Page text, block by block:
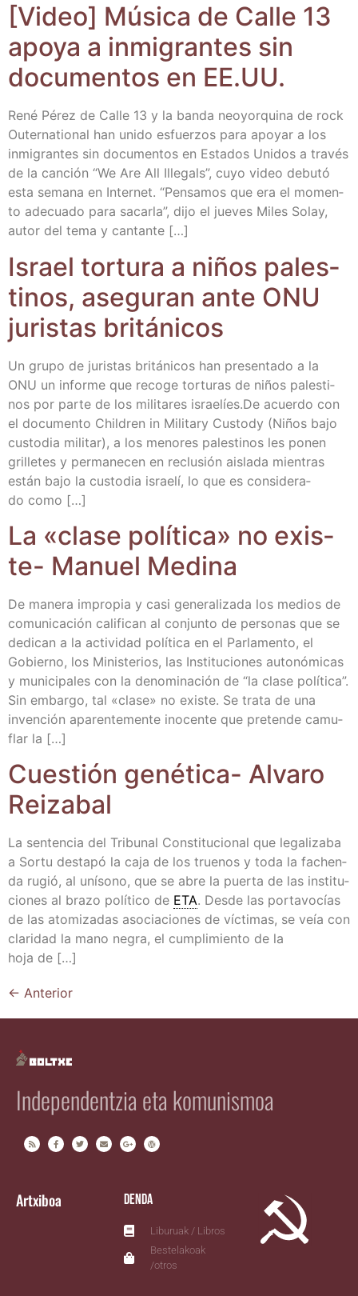
[Video] Músi­ca de Calle 13
apo­ya a inmi­gran­tes sin
docu­men­tos en EE.UU.
René Pérez de Calle 13 y la ban­da neo­yor­qui­na de rock
Outer­na­tio­nal han uni­do esfuer­zos para apo­yar a los
inmi­gran­tes sin docu­men­tos en Esta­dos Uni­dos a tra­vés
de la can­ción “We Are All Ille­gals”, cuyo video debu­tó
esta sema­na en Inter­net. “Pen­sa­mos que era el momen­
to ade­cua­do para sacar­la”, dijo el jue­ves Miles Solay,
autor del tema y cantante […]
Israel tor­tu­ra a niños pales­
ti­nos, ase­gu­ran ante ONU
juris­tas británicos
Un gru­po de juris­tas bri­tá­ni­cos han pre­sen­ta­do a la
ONU un infor­me que reco­ge tor­tu­ras de niños pales­ti­
nos por par­te de los mili­ta­res israe­líes.De acuer­do con
el docu­men­to Chil­dren in Mili­tary Cus­tody (Niños bajo
cus­to­dia mili­tar), a los meno­res pales­ti­nos les ponen
gri­lle­tes y per­ma­ne­cen en reclu­sión ais­la­da mien­tras
están bajo la cus­to­dia israe­lí, lo que es con­si­de­ra­
do como […]
La «cla­se polí­ti­ca» no exis­
te- Manuel Medina
De mane­ra impro­pia y casi gene­ra­li­za­da los medios de
comu­ni­ca­ción cali­fi­can al con­jun­to de per­so­nas que se
dedi­can a la acti­vi­dad polí­ti­ca en el Par­la­men­to, el
Gobierno, los Minis­te­rios, las Ins­ti­tu­cio­nes auto­nó­mi­cas
y muni­ci­pa­les con la deno­mi­na­ción de “la cla­se polí­ti­ca”.
Sin embar­go, tal «cla­se» no exis­te. Se tra­ta de una
inven­ción apa­ren­te­men­te ino­cen­te que pre­ten­de camu­
flar la […]
Cues­tión gené­ti­ca- Alva­ro
Reizabal
La sen­ten­cia del Tri­bu­nal Cons­ti­tu­cio­nal que lega­li­za­ba
a Sor­tu des­ta­pó la caja de los true­nos y toda la fachen­
da rugió, al uní­sono, que se abre la puer­ta de las ins­ti­tu­
cio­nes al bra­zo polí­ti­co de ETA. Des­de las por­ta­vo­cías
de las ato­mi­za­das aso­cia­cio­nes de víc­ti­mas, se veía con
cla­ri­dad la mano negra, el cum­pli­mien­to de la
hoja de […]
← Anterior
Independentzia eta komunismoa
Artxiboa Denda
Liburuak / Libros
Bestelakoak
/otros